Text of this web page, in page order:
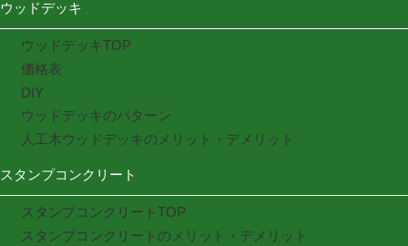
ウッドデッキ
ウッドデッキTOP
価格表
DIY
ウッドデッキのパターン
人工木ウッドデッキのメリット・デメリット
スタンプコンクリート
スタンプコンクリートTOP
スタンプコンクリートのメリット・デメリット